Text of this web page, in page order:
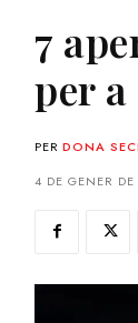
7
per a
PER DONA
4 DE GENER